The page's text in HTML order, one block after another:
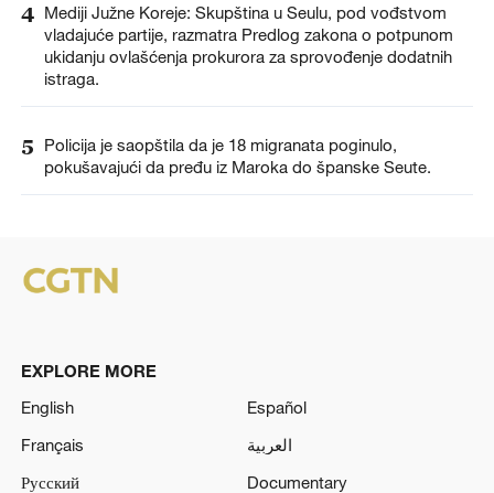
4 Mediji Južne Koreje: Skupština u Seulu, pod vođstvom
vladajuće partije, razmatra Predlog zakona o potpunom
ukidanju ovlašćenja prokurora za sprovođenje dodatnih
istraga.
5
Policija je saopštila da je 18 migranata poginulo,
pokušavajući da pređu iz Maroka do španske Seute.
EXPLORE MORE
English
Español
Français
العربية
Русский
Documentary